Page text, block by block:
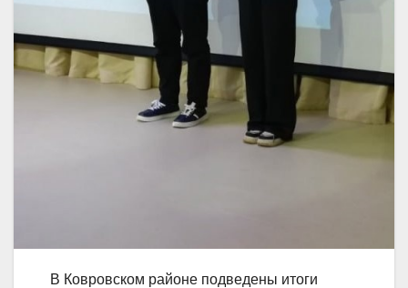
В Ковровском районе подведены итоги